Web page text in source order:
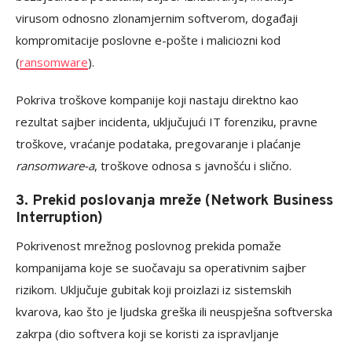
virusom odnosno zlonamjernim softverom, događaji
kompromitacije poslovne e-pošte i maliciozni kod
(ransomware).
Pokriva troškove kompanije koji nastaju direktno kao
rezultat sajber incidenta, uključujući IT forenziku, pravne
troškove, vraćanje podataka, pregovaranje i plaćanje
ransomware-a, troškove odnosa s javnošću i slično.
3. Prekid poslovanja mreže (Network Business
Interruption)
Pokrivenost mrežnog poslovnog prekida pomaže
kompanijama koje se suočavaju sa operativnim sajber
rizikom. Uključuje gubitak koji proizlazi iz sistemskih
kvarova, kao što je ljudska greška ili neuspješna softverska
zakrpa (dio softvera koji se koristi za ispravljanje